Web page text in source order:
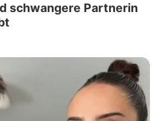
schwangere Partnerin